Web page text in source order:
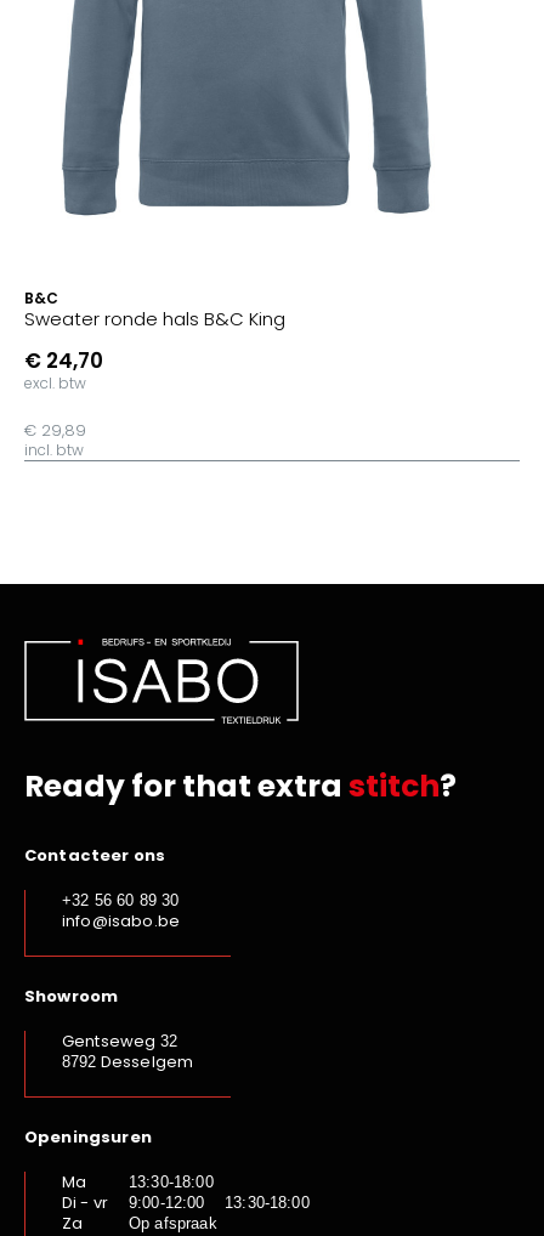
B&C
Sweater ronde hals B&C King
€ 24,70
excl. btw
€ 29,89
incl. btw
Ready for that extra stitch?
Contacteer ons
+32 56 60 89 30
info@isabo.be
Showroom
Gentseweg 32
8792 Desselgem
Openingsuren
Ma
13:30-18:00
Di - vr 9:00-12:00 13:30-18:00
Za Op afspraak